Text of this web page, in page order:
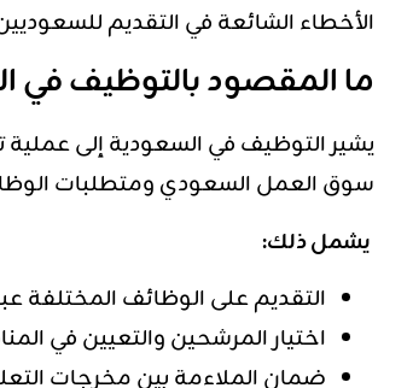
الأخطاء الشائعة في التقديم
ما المقصود بالتوظيف في
يشيرالتوظيففي السعودية إلى
سوق العمل السعودي ومتطلبات
يشمل ذلك:
التقديم على الوظائف المختلفة
اختيار المرشحين والتعيين في
ضمان الملاءمة بين مخرجات